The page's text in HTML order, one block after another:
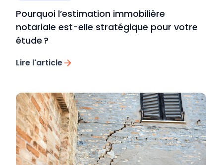
Pourquoi l’estimation immobilière
notariale est-elle stratégique pour votre
étude ?
Lire l'article